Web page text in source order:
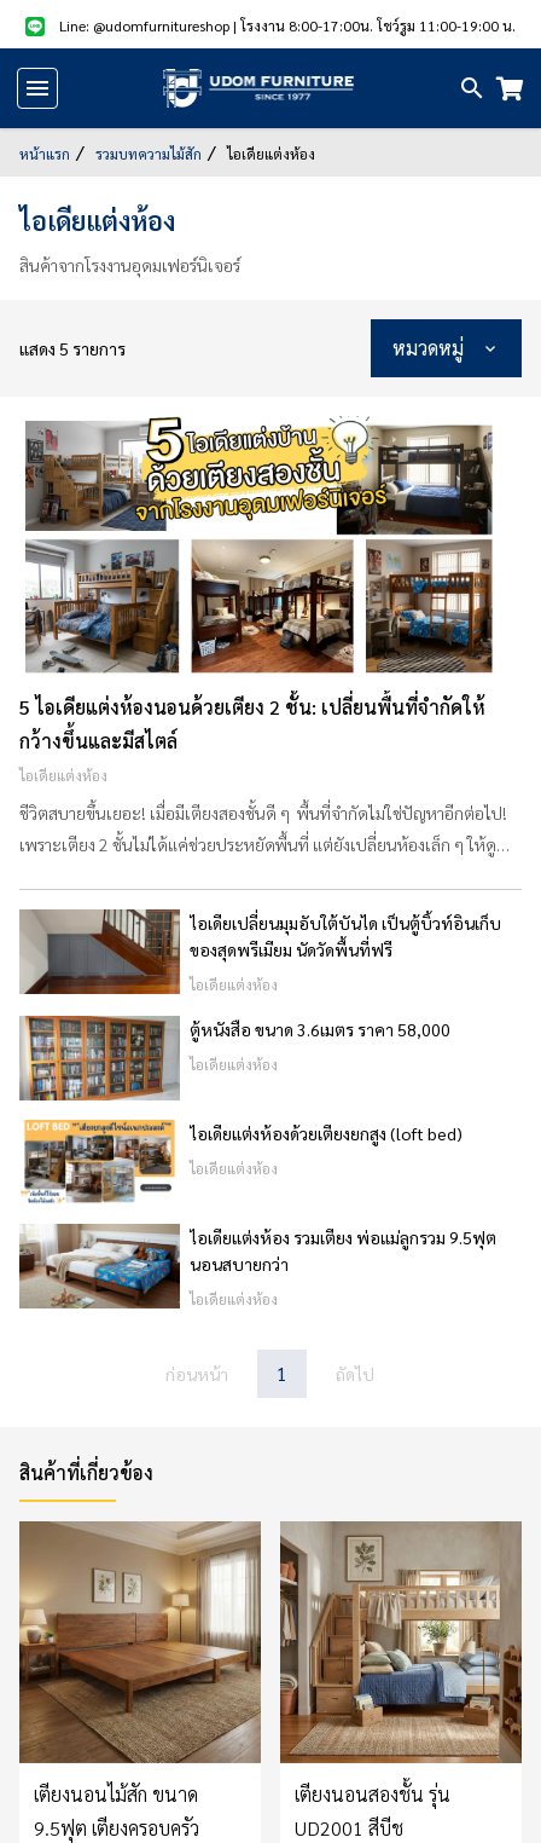
Line: @udomfurnitureshop| โรงงาน 8:00-17:00น. โชว์รูม 11:00-19:00 น.
หน้า
แนะนำ
สินค้า
ราคา
บริการ
รูป
สินค้า
&
VDO
รวม
บทความ
ไม้
สัก
ติดต่อ
เรา
หน้าแรก รวมบทความไม้สัก ไอเดียแต่งห้อง
ไอเดียแต่งห้อง
สินค้าจากโรงงานอุดมเฟอร์นิเจอร์
แสดง 5 รายการ หมวดหมู่
5 ไอเดียแต่งห้องนอนด้วยเตียง 2 ชั้น: เปลี่ยนพื้นที่จำกัดให้
กว้างขึ้นและมีสไตล์
ไอเดียแต่งห้อง
ชีวิตสบายขึ้นเยอะ! เมื่อมีเตียงสองชั้นดี ๆ พื้นที่จำกัดไม่ใช่ปัญหาอีกต่อไป!
เพราะเตียง 2 ชั้นไม่ได้แค่ช่วยประหยัดพื้นที่ แต่ยังเปลี่ยนห้องเล็ก ๆ ให้ดู
สำหรับเด็กหอหรือครอบครัวที่ต้องการใช้พื้นที่อย่างคุ้มค่า ลองดู 5 ไอเดียการ
จัดห้องนอนที่เราคัดมาให้เป็นพิเศษเลยครับ 1. เตียงสองชั้นสำหรับนักศึกษา
และคนทำงาน พื้นที่ที่
ไอเดียเปลี่ยนมุมอับใต้บันได เป็นตู้บิ้วท์อินเก็บ
ของสุดพรีเมียม นัดวัดพื้นที่ฟรี
ไอเดียแต่งห้อง
ตู้หนังสือ ขนาด 3.6เมตร ราคา 58,000
ไอเดียแต่งห้อง
ไอเดียแต่งห้องด้วยเตียงยกสูง (loft bed)
ไอเดียแต่งห้อง
ไอเดียแต่งห้อง รวมเตียง พ่อแม่ลูกรวม 9.5ฟุต
นอนสบายกว่า
ไอเดียแต่งห้อง
ก่อนหน้า 1 ถัดไป
สินค้าที่เกี่ยวข้อง
เตียงนอนไม้สัก ขนาด
9.5ฟุต เตียงครอบครัว
เตียงนอนสองชั้น รุ่น
UD2001 สีบีช